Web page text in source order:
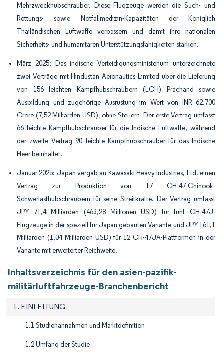
Mehrzweckhubschrauber. Diese Flugzeuge werden die Such- und
Rettungs- sowie Notfallmedizin-Kapazitäten der Königlich
Thailändischen Luftwaffe verbessern und damit ihre nationalen
Sicherheits- und humanitären Unterstützungsfähigkeiten stärken.
März 2025: Das indische Verteidigungsministerium unterzeichnete
zwei Verträge mit Hindustan Aeronautics Limited über die Lieferung
von 156 leichten Kampfhubschraubern (LCH) Prachand sowie
Ausbildung und zugehörige Ausrüstung im Wert von INR 62.700
Crore (7,52 Milliarden USD), ohne Steuern. Der erste Vertrag umfasst
66 leichte Kampfhubschrauber für die Indische Luftwaffe, während
der zweite Vertrag 90 leichte Kampfhubschrauber für das Indische
Heer beinhaltet.
Januar 2025: Japan vergab an Kawasaki Heavy Industries, Ltd. einen
Vertrag zur Produktion von 17 CH-47-Chinook-
Schwerlasthubschraubern für seine Streitkräfte. Der Vertrag umfasst
JPY 71,4 Milliarden (463,28 Millionen USD) für fünf CH-47J-
Flugzeuge in der speziell für Japan gebauten Variante und JPY 161,1
Milliarden (1,04 Milliarden USD) für 12 CH-47JA-Plattformen in der
Variante mit erweiterter Reichweite.
Inhaltsverzeichnis für den asien-pazifik-
militärluftfahrzeuge-Branchenbericht
1. EINLEITUNG
1.1 Studienannahmen und Marktdefinition
1.2 Umfang der Studie